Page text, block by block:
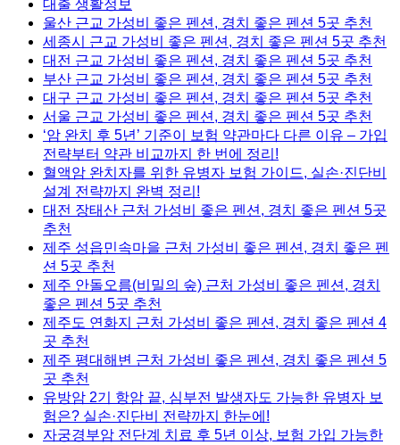
대출 생활정보
울산 근교 가성비 좋은 펜션, 경치 좋은 펜션 5곳 추천
세종시 근교 가성비 좋은 펜션, 경치 좋은 펜션 5곳 추천
대전 근교 가성비 좋은 펜션, 경치 좋은 펜션 5곳 추천
부산 근교 가성비 좋은 펜션, 경치 좋은 펜션 5곳 추천
대구 근교 가성비 좋은 펜션, 경치 좋은 펜션 5곳 추천
서울 근교 가성비 좋은 펜션, 경치 좋은 펜션 5곳 추천
‘암 완치 후 5년’ 기준이 보험 약관마다 다른 이유 – 가입
전략부터 약관 비교까지 한 번에 정리!
혈액암 완치자를 위한 유병자 보험 가이드, 실손·진단비
설계 전략까지 완벽 정리!
대전 장태산 근처 가성비 좋은 펜션, 경치 좋은 펜션 5곳
추천
제주 성읍민속마을 근처 가성비 좋은 펜션, 경치 좋은 펜
션 5곳 추천
제주 안돌오름(비밀의 숲) 근처 가성비 좋은 펜션, 경치
좋은 펜션 5곳 추천
제주도 연화지 근처 가성비 좋은 펜션, 경치 좋은 펜션 4
곳 추천
제주 평대해변 근처 가성비 좋은 펜션, 경치 좋은 펜션 5
곳 추천
유방암 2기 항암 끝, 심부전 발생자도 가능한 유병자 보
험은? 실손·진단비 전략까지 한눈에!
자궁경부암 전단계 치료 후 5년 이상, 보험 가입 가능한